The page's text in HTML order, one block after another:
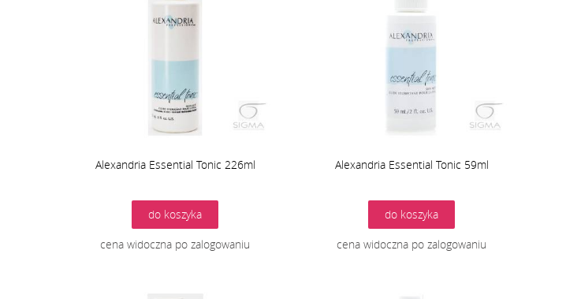
Alexandria Essential Tonic 226ml
do koszyka
cena widoczna po zalogowaniu
Alexandria Essential Tonic 59ml
do koszyka
cena widoczna po zalogowaniu